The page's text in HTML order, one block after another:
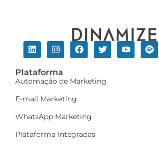
Plataforma
Automação de Marketing
E-mail Marketing
WhatsApp Marketing
Plataforma Integradas